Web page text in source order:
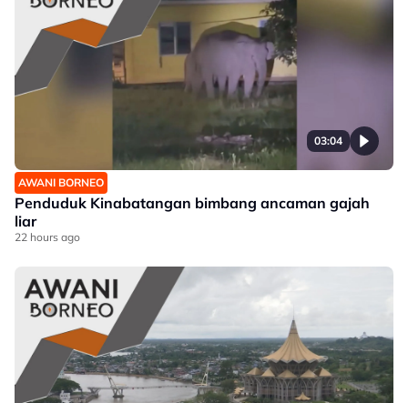
03:04
AWANI BORNEO
Penduduk Kinabatangan bimbang ancaman gajah
liar
22 hours ago